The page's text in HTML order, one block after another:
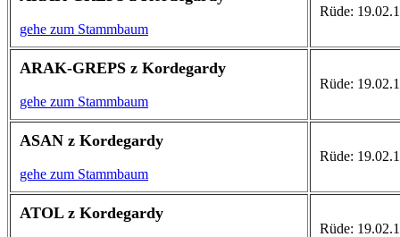
gehe zum Stammbaum
Rüde:
ARAK-GREPS z Kordegardy
gehe zum Stammbaum
Rüde:
ASAN z Kordegardy
gehe zum Stammbaum
Rüde:
ATOL z Kordegardy
Rüde: